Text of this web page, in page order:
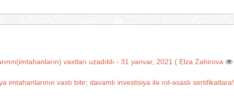
vaxtları uzadıldı - 31 yanvar, 2021 ( Elza Zahirova
imtahanlarının vaxtı bitir; davamlı investisiya ilə rol-əsaslı sertifikatlara!